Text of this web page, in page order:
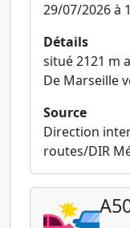
29/07/2026 à
Détails
situé 2121 m
De Marseille
Source
Direction
routes/DIR